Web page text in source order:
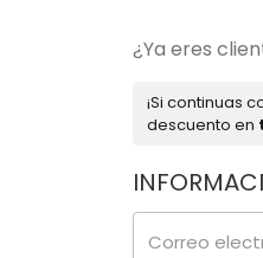
¿Ya eres
¡Si continuas
descuento en
Correo